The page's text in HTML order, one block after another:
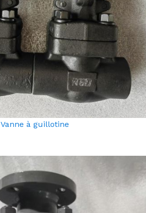
Vanne à guillotine